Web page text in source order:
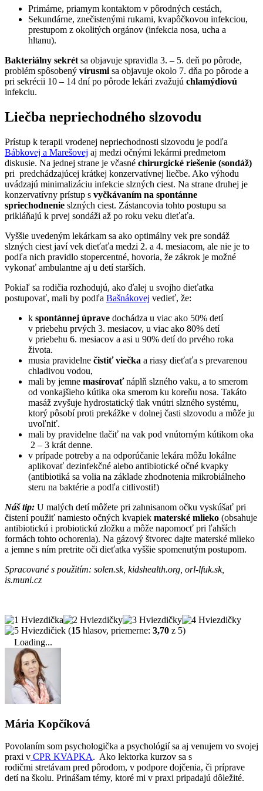
Primárne, priamym kontaktom v pôrodných cestách,
Sekundárne, znečistenými rukami, kvapôčkovou infekciou,
prestupom z okolitých orgánov (infekcia nosa, ucha a
hltanu).
Bakteriálny sekrét sa objavuje spravidla 3. – 5. deň po pôrode,
problém spôsobený vírusmi sa objavuje okolo 7. dňa po pôrode a
pri sekrécii 10 – 14 dní po pôrode lekári zvažujú chlamýdiovú
infekciu.
Liečba nepriechodného slzovodu
Prístup k terapii vrodenej nepriechodnosti slzovodu je podľa
Bábkovej a Marešovej aj medzi očnými lekármi predmetom
diskusie. Na jednej strane je včasné chirurgické riešenie (sondáž)
pri predchádzajúcej krátkej konzervatívnej liečbe. Ako výhodu
uvádzajú minimalizáciu infekcie slzných ciest. Na strane druhej je
konzervatívny prístup s vyčkávaním na spontánne
spriechodnenie slzných ciest. Zástancovia tohto postupu sa
prikláňajú k prvej sondáži až po roku veku dieťaťa.
Vyššie uvedeným lekárkam sa ako optimálny vek pre sondáž
slzných ciest javí vek dieťaťa medzi 2. a 4. mesiacom, ale nie je to
podľa nich pravidlo stopercentné, hovoria, že zákrok je možné
vykonať ambulantne aj u detí starších.
Pokiaľ sa rodičia rozhodujú, ako ďalej u svojho dieťatka
postupovať, mali by podľa Bašnákovej vedieť, že:
k spontánnej úprave dochádza u viac ako 50% detí
v priebehu prvých 3. mesiacov, u viac ako 80% detí
v priebehu 6. mesiacov a asi u 90% detí do prvého roka
života.
musia pravidelne čistiť viečka a riasy dieťaťa s prevarenou
chladivou vodou,
mali by jemne masírovaťnáplň slzného vaku, a to smerom
od vonkajšieho kútika oka smerom ku koreňu nosa. Takáto
masáž zvyšuje hydrostatický tlak vnútri slzného systému,
ktorý pôsobí proti prekážke v dolnej časti slzovodu a môže ju
uvoľniť.
mali by pravidelne tlačiť na vak pod vnútorným kútikom oka
2 – 3 krát denne.
v prípade potreby a na odporúčanie lekára môžu lokálne
aplikovať dezinfekčné alebo antibiotické očné kvapky
(antibiotiká sa volia na základe zhodnotenia mikrobiálneho
steru na baktérie a podľa citlivosti!)
Náš tip: U malých detí môžete pri zahnisanom očku vyskúšať pri
čistení použiť namiesto očných kvapiek materské mlieko (obsahuje
antibiotickú i probiotickú zložku a môže napomocť pri ľahších
formách tohto ochorenia). Na gázový štvorec dajte materské mlieko
a jemne s ním pretrite oči dieťatka vyššie spomenutým postupom.
Spracované s použitím: solen.sk, kidshealth.org, orl-lfuk.sk,
is.muni.cz
(15 hlasov, priemerne: 3,70 z 5)
Loading...
Mária Kopčíková
Povolaním som psychologička a psychológií sa aj venujem vo svojej
praxi v CPR KVAPKA. Ako lektorka kurzov sa s
rodičmi stretávam pred pôrodom, v podpore dojčenia, či príprave
detí na školu. Prinášam témy, ktoré mi v praxi pripadajú dôležité.